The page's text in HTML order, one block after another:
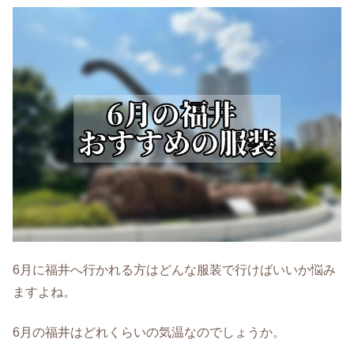
6月に福井へ行かれる方はどんな服装で行けばいいか悩み
ますよね。
6月の福井はどれくらいの気温なのでしょうか。